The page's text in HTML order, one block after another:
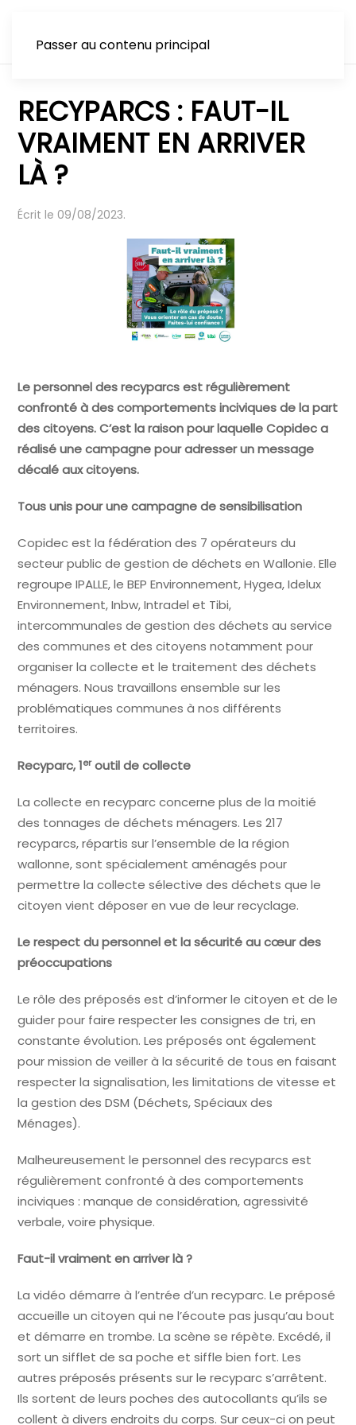
Passer au contenu principal
RECYPARCS : FAUT-IL
VRAIMENT EN ARRIVER
LÀ ?
Écrit le 09/08/2023.
Le personnel des recyparcs est régulièrement
confronté à des comportements inciviques de la part
des citoyens. C’est la raison pour laquelle Copidec a
réalisé une campagne pour adresser un message
décalé aux citoyens.
Tous unis pour une campagne de sensibilisation
Copidec est la fédération des 7 opérateurs du
secteur public de gestion de déchets en Wallonie. Elle
regroupe IPALLE, le BEP Environnement, Hygea, Idelux
Environnement, Inbw, Intradel et Tibi,
intercommunales de gestion des déchets au service
des communes et des citoyens notamment pour
organiser la collecte et le traitement des déchets
ménagers. Nous travaillons ensemble sur les
problématiques communes à nos différents
territoires.
Recyparc, 1eroutil de collecte
La collecte en recyparc concerne plus de la moitié
des tonnages de déchets ménagers. Les 217
recyparcs, répartis sur l’ensemble de la région
wallonne, sont spécialement aménagés pour
permettre la collecte sélective des déchets que le
citoyen vient déposer en vue de leur recyclage.
Le respect du personnel et la sécurité au cœur des
préoccupations
Le rôle des préposés est d’informer le citoyen et de le
guider pour faire respecter les consignes de tri, en
constante évolution. Les préposés ont également
pour mission de veiller à la sécurité de tous en faisant
respecter la signalisation, les limitations de vitesse et
la gestion des DSM (Déchets, Spéciaux des
Ménages).
Malheureusement le personnel des recyparcs est
régulièrement confronté à des comportements
inciviques : manque de considération, agressivité
verbale, voire physique.
Faut-il vraiment en arriver là ?
La vidéo démarre à l’entrée d’un recyparc. Le préposé
accueille un citoyen qui ne l’écoute pas jusqu’au bout
et démarre en trombe. La scène se répète. Excédé, il
sort un sifflet de sa poche et siffle bien fort. Les
autres préposés présents sur le recyparc s’arrêtent.
Ils sortent de leurs poches des autocollants qu’ils se
collent à divers endroits du corps. Sur ceux-ci on peut